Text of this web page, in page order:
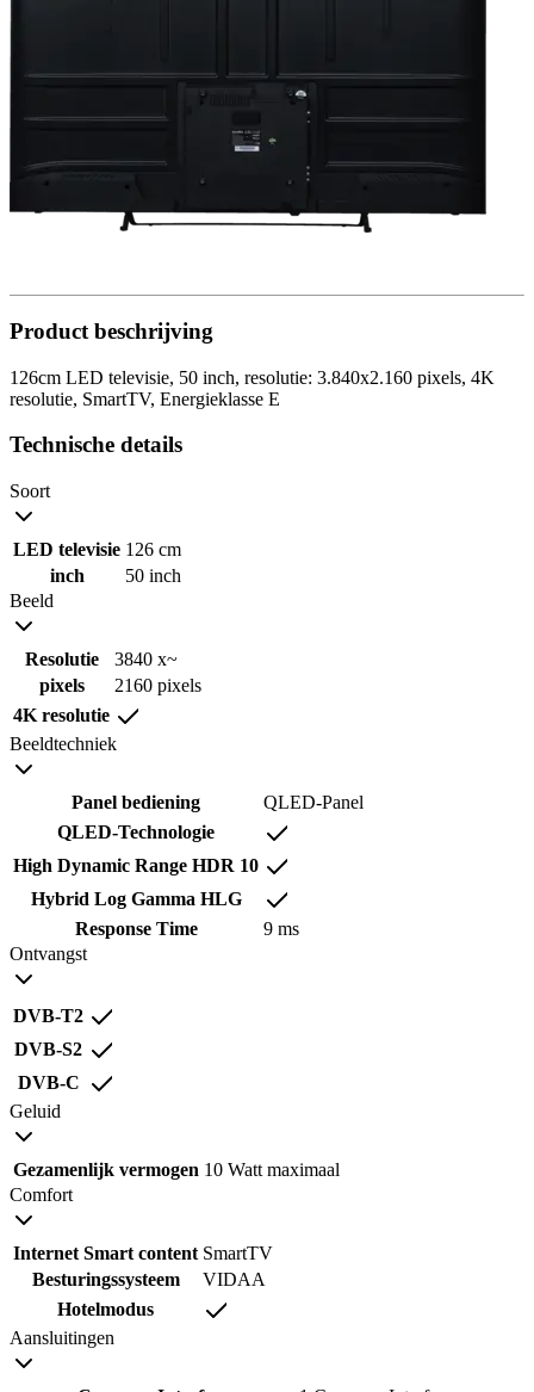
Product beschrijving
126cm LED televisie, 50 inch, resolutie: 3.840x2.160 pixels, 4K
resolutie, SmartTV, Energieklasse E
Technische details
Soort
LED televisie 126 cm
inch
50 inch
Beeld
Resolutie
3840 x~
pixels
2160 pixels
4K resolutie
Beeldtechniek
Panel bediening
QLED-Panel
QLED-Technologie
High Dynamic Range HDR 10
Hybrid Log Gamma HLG
Response Time
9 ms
Ontvangst
DVB-T2
DVB-S2
DVB-C
Geluid
Gezamenlijk vermogen 10 Watt maximaal
Comfort
Internet Smart content SmartTV
Besturingssysteem
VIDAA
Hotelmodus
Aansluitingen